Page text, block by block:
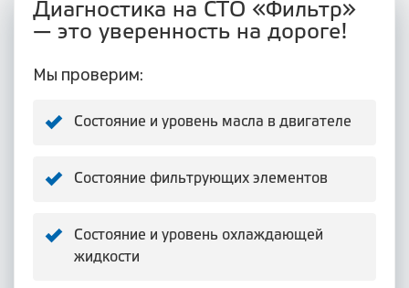
Диагностика на СТО «Фильтр»
— это уверенность на дороге!
Мы проверим:
Состояние и уровень масла в двигателе
Состояние фильтрующих элементов
Состояние и уровень охлаждающей
жидкости